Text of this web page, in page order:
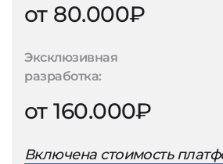
от 80.000₽
Эксклюзивная
разработка:
от 160.000₽
Включена стоимость